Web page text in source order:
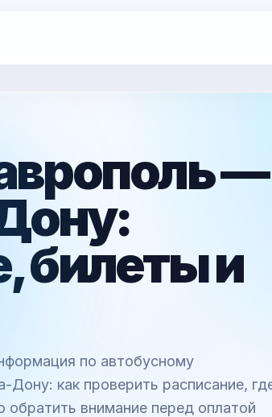
—
билеты и
по автобусному
как проверить расписание,
обратить внимание перед оплатой